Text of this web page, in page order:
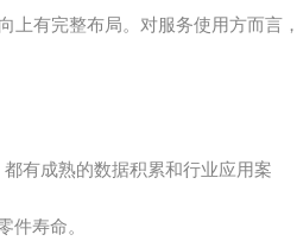
有完整布局。对服务使用方而言，
有成熟的数据积累和行业应用案
寿命。